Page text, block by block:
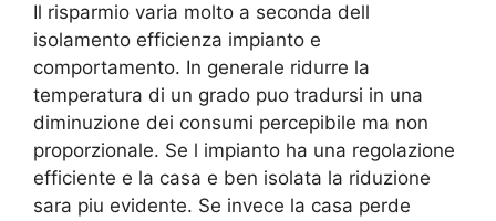
Il risparmio varia molto a seconda dell
isolamento efficienza impianto e
comportamento. In generale ridurre la
temperatura di un grado puo tradursi in una
diminuzione dei consumi percepibile ma non
proporzionale. Se l impianto ha una regolazione
efficiente e la casa e ben isolata la riduzione
sara piu evidente. Se invece la casa perde